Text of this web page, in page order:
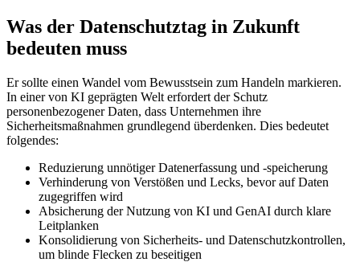
Was der Datenschutztag in Zukunft
bedeuten muss
Er sollte einen Wandel vom Bewusstsein zum Handeln markieren.
In einer von KI geprägten Welt erfordert der Schutz
personenbezogener Daten, dass Unternehmen ihre
Sicherheitsmaßnahmen grundlegend überdenken. Dies bedeutet
folgendes:
Reduzierung unnötiger Datenerfassung und -speicherung
Verhinderung von Verstößen und Lecks, bevor auf Daten
zugegriffen wird
Absicherung der Nutzung von KI und GenAI durch klare
Leitplanken
Konsolidierung von Sicherheits- und Datenschutzkontrollen,
um blinde Flecken zu beseitigen